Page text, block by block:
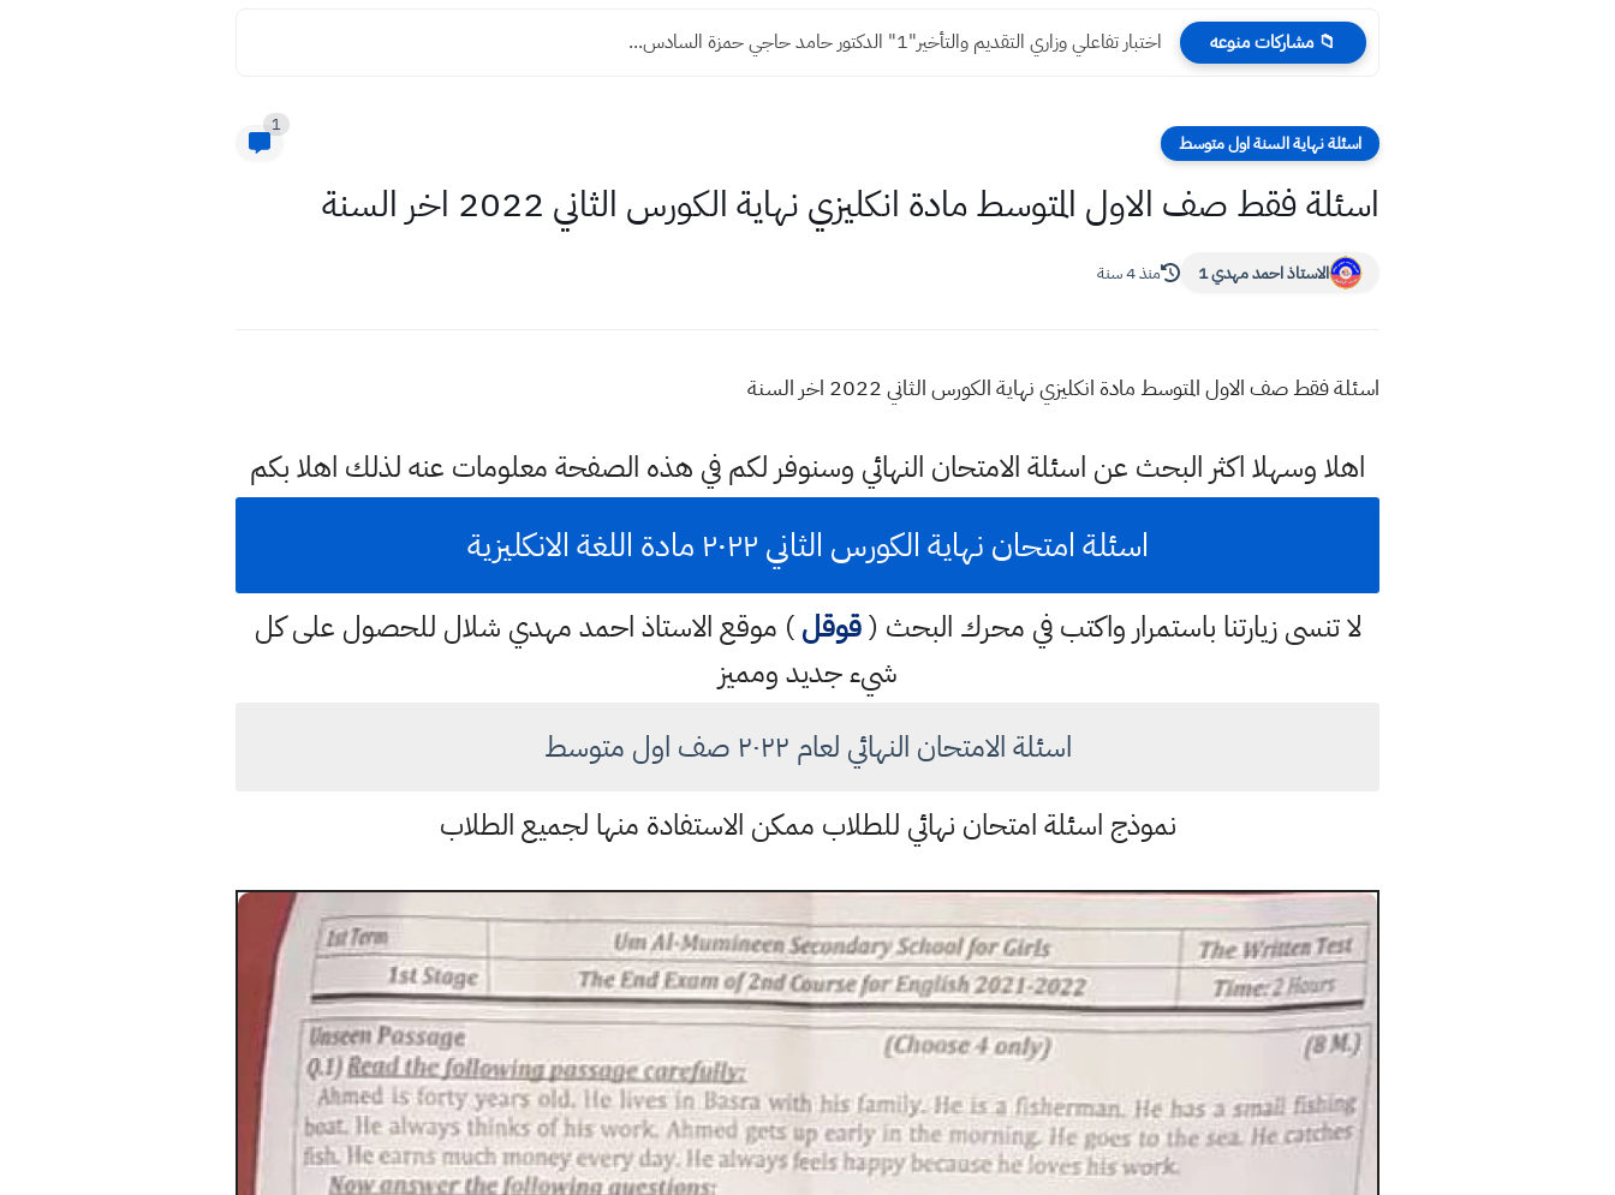
📁 مشاركات منوعه أسئلة واجوبة اسلامية نهاية السنة 2025 صف رابع اعدادي
اسئلة نهاية السنة اول متوسط
1
اسئلة فقط صف الاول المتوسط مادة انكليزي نهاية الكورس الثاني 2022 اخر السنة
الاستاذ احمد مهدي 1 منذ 4 سنة
اسئلة فقط صف الاول المتوسط مادة انكليزي نهاية الكورس الثاني 2022 اخر السنة
اهلا وسهلا اكثر البحث عن اسئلة الامتحان النهائي وسنوفر لكم في هذه الصفحة معلومات عنه لذلك اهلا بكم
اسئلة امتحان نهاية الكورس الثاني ٢٠٢٢ مادة اللغة الانكليزية
لا تنسى زيارتنا باستمرار واكتب في محرك البحث (قوقل) موقع الاستاذ احمد مهدي شلال للحصول على كل
شيء جديد ومميز
اسئلة الامتحان النهائي لعام ٢٠٢٢ صف اول متوسط
نموذج اسئلة امتحان نهائي للطلاب ممكن الاستفادة منها لجميع الطلاب